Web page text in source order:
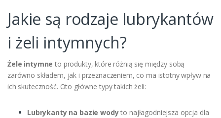
Jakie są rodzaje lubrykantów
i żeli intymnych?
Żele intymne to produkty, które różnią się między sobą
zarówno składem, jak i przeznaczeniem, co ma istotny wpływ na
ich skuteczność. Oto główne typy takich żeli:
Lubrykanty na bazie wodyto najłagodniejsza opcja dla